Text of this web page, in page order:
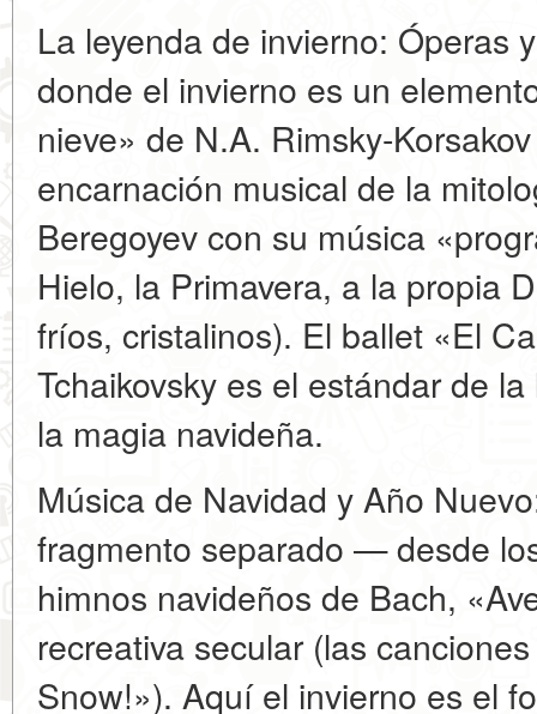
La leyenda de invierno: Óperas
donde el invierno es un
nieve» de N.A. Rimsky-
encarnación musical de la
Beregoyev con su música
Hielo, la Primavera, a la propia
fríos, cristalinos). El ballet «El
Tchaikovsky es el estándar de
la magia navideña.
Música de Navidad y Año
fragmento separado — desde
himnos navideños de Bach,
recreativa secular (las
Snow!»). Aquí el invierno es el